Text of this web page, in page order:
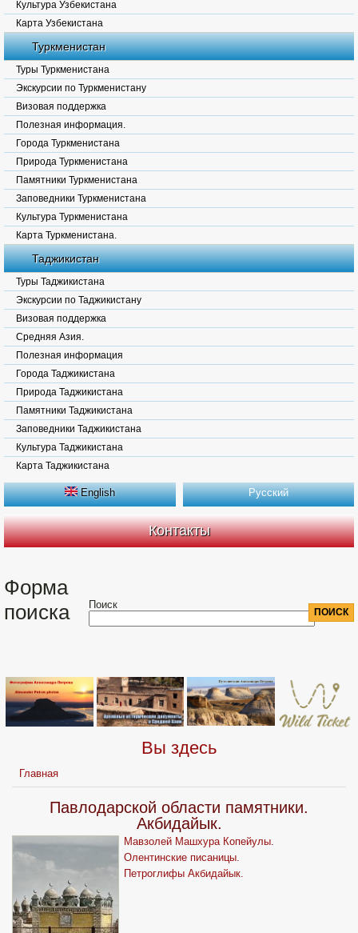
Культура Узбекистана
Карта Узбекистана
Туркменистан
Туры Туркменистана
Экскурсии по Туркменистану
Визовая поддержка
Полезная информация.
Города Туркменистана
Природа Туркменистана
Памятники Туркменистана
Заповедники Туркменистана
Культура Туркменистана
Карта Туркменистана.
Таджикистан
Туры Таджикистана
Экскурсии по Таджикистану
Визовая поддержка
Средняя Азия.
Полезная информация
Города Таджикистана
Природа Таджикистана
Памятники Таджикистана
Заповедники Таджикистана
Культура Таджикистана
Карта Таджикистана
English Русский
Контакты
Форма
поиска
Поиск
Вы здесь
Главная
Павлодарской области памятники.
Акбидайык.
Мавзолей Машхура Копейулы.
Олентинские писаницы.
Петроглифы Акбидайык.